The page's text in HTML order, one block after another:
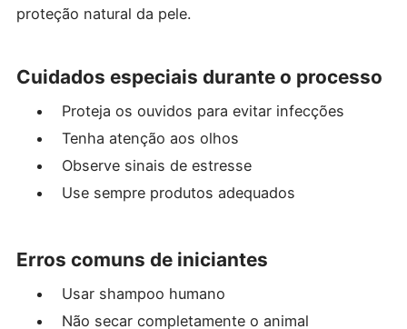
proteção natural da pele.
Cuidados especiais durante o processo
Proteja os ouvidos para evitar infecções
Tenha atenção aos olhos
Observe sinais de estresse
Use sempre produtos adequados
Erros comuns de iniciantes
Usar shampoo humano
Não secar completamente o animal